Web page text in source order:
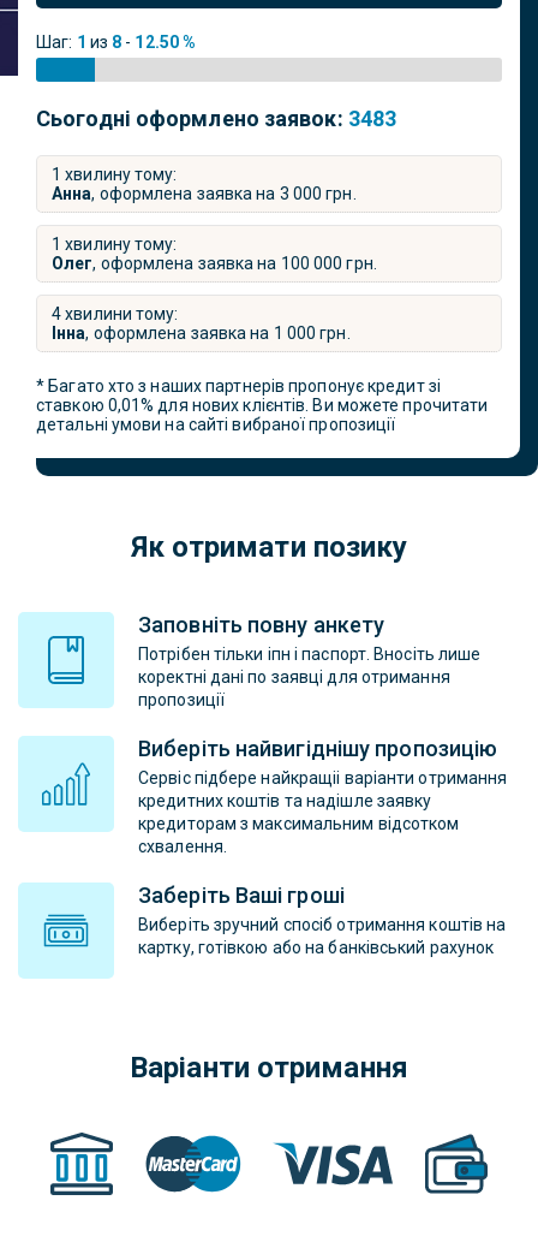
Шаг: 1 из 8 - 12.50 %
Сьогодні оформлено заявок: 3483
1 хвилину тому:
Анна, оформлена заявка на 3 000 грн.
1 хвилину тому:
Олег, оформлена заявка на 100 000 грн.
4 хвилини тому:
Інна, оформлена заявка на 1 000 грн.
* Багато хто з наших партнерів пропонує кредит зі
ставкою 0,01% для нових клієнтів. Ви можете прочитати
детальні умови на сайті вибраної пропозиції
Як отримати позику
Заповніть повну анкету
Потрібен тільки іпн і паспорт. Вносіть лише
коректні дані по заявці для отримання
пропозиції
Виберіть найвигіднішу пропозицію
Сервіс підбере найкращіі варіанти отримання
кредитних коштів та надішле заявку
кредиторам з максимальним відсотком
схвалення.
Заберіть Ваші гроші
Виберіть зручний спосіб отримання коштів на
картку, готівкою або на банківський рахунок
Варіанти отримання